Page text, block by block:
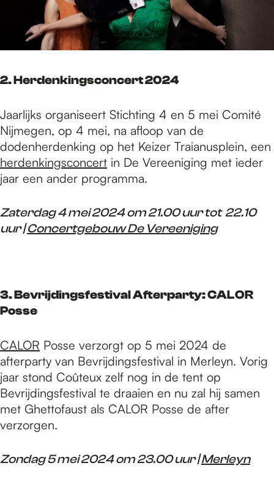
2. Herdenkingsconcert 2024
Jaarlijks organiseert Stichting 4 en 5 mei Comité
Nijmegen, op 4 mei, na afloop van de
dodenherdenking op het Keizer Traianusplein, een
herdenkingsconcert in De Vereeniging met ieder
jaar een ander programma.
Zaterdag 4 mei 2024 om 21.00 uur tot 22.10
uur |Concertgebouw De Vereeniging
3. Bevrijdingsfestival Afterparty: CALOR
Posse
CALOR Posse verzorgt op 5 mei 2024 de
afterparty van Bevrijdingsfestival in Merleyn. Vorig
jaar stond Coûteux zelf nog in de tent op
Bevrijdingsfestival te draaien en nu zal hij samen
met Ghettofaust als CALOR Posse de after
verzorgen.
Zondag 5 mei 2024 om 23.00 uur |Merleyn